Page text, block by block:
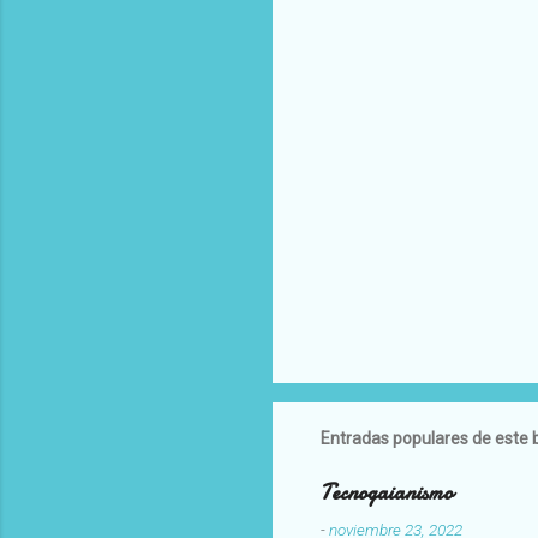
Entradas populares de este
Tecnogaianismo
-noviembre 23, 2022